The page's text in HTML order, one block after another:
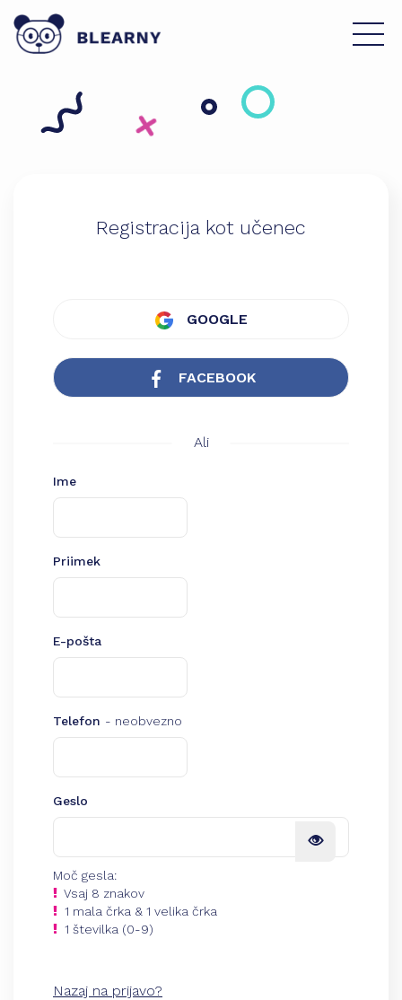
Registracija kot učenec
GOOGLE
FACEBOOK
Ali
Ime
Priimek
E-pošta
Telefon - neobvezno
Geslo
Moč gesla:
Vsaj 8 znakov
1 mala črka & 1 velika črka
1 številka (0-9)
Nazaj na prijavo?